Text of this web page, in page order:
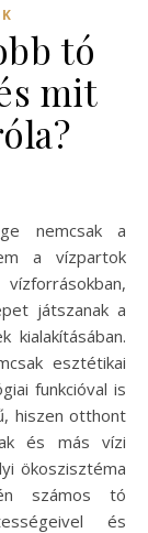
tó
mit
a vízpartok
játszanak a
kialakításában.
esztétikai
funkcióval is
hiszen otthont
és más vízi
ökoszisztéma
számos tó
és